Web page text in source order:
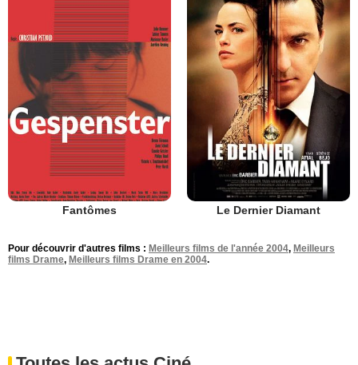
Fantômes Le Dernier Diamant
Pour découvrir d'autres films : Meilleurs films de l'année 2004, Meilleurs
films Drame, Meilleurs films Drame en 2004.